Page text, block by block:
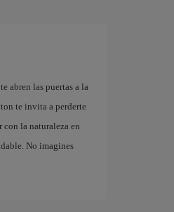
abren las puertas a la
te invita a perderte
la naturaleza en
No imagines